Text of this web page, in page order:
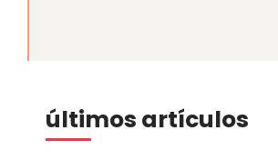
últimos artículos